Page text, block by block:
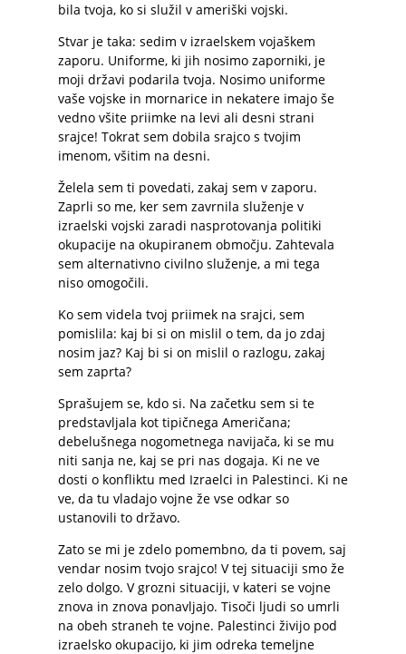
bila tvoja, ko si služil v ameriški vojski.
Stvar je taka: sedim v izraelskem vojaškem
zaporu. Uniforme, ki jih nosimo zaporniki, je
moji državi podarila tvoja. Nosimo uniforme
vaše vojske in mornarice in nekatere imajo še
vedno všite priimke na levi ali desni strani
srajce! Tokrat sem dobila srajco s tvojim
imenom, všitim na desni.
Želela sem ti povedati, zakaj sem v zaporu.
Zaprli so me, ker sem zavrnila služenje v
izraelski vojski zaradi nasprotovanja politiki
okupacije na okupiranem območju. Zahtevala
sem alternativno civilno služenje, a mi tega
niso omogočili.
Ko sem videla tvoj priimek na srajci, sem
pomislila: kaj bi si on mislil o tem, da jo zdaj
nosim jaz? Kaj bi si on mislil o razlogu, zakaj
sem zaprta?
Sprašujem se, kdo si. Na začetku sem si te
predstavljala kot tipičnega Američana;
debelušnega nogometnega navijača, ki se mu
niti sanja ne, kaj se pri nas dogaja. Ki ne ve
dosti o konfliktu med Izraelci in Palestinci. Ki ne
ve, da tu vladajo vojne že vse odkar so
ustanovili to državo.
Zato se mi je zdelo pomembno, da ti povem, saj
vendar nosim tvojo srajco! V tej situaciji smo že
zelo dolgo. V grozni situaciji, v kateri se vojne
znova in znova ponavljajo. Tisoči ljudi so umrli
na obeh straneh te vojne. Palestinci živijo pod
izraelsko okupacijo, ki jim odreka temeljne